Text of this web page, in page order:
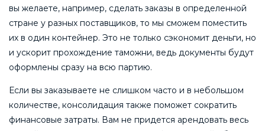
вы желаете, например, сделать заказы в определенной
стране у разных поставщиков, то мы сможем поместить
их в один контейнер. Это не только сэкономит деньги, но
и ускорит прохождение таможни, ведь документы будут
оформлены сразу на всю партию.
Если вы заказываете не слишком часто и в небольшом
количестве, консолидация также поможет сократить
финансовые затраты. Вам не придется арендовать весь